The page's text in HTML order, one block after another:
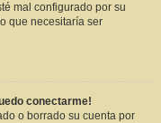
mal configurado por su
que necesitaría ser
conectarme!
o borrado su cuenta por